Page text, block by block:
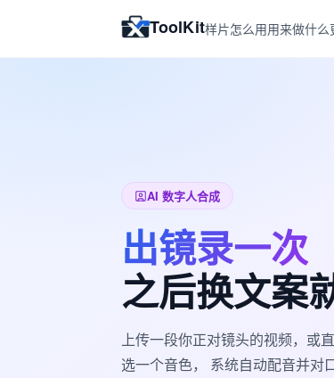
ToolKit样片怎么用用来做什么
AI 数字人合成
出镜录一次
之后换文案
上传一段你正对镜头的视频，或
选一个音色， 系统自动配音并对